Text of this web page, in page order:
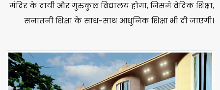
मंदिर के दायी और गुरुकुल विद्यालय होगा, जिसमे वेदिक शिक्षा,
सनातनी शिक्षा के साथ-साथ आधुनिक शिक्षा भी दी जाएगी।